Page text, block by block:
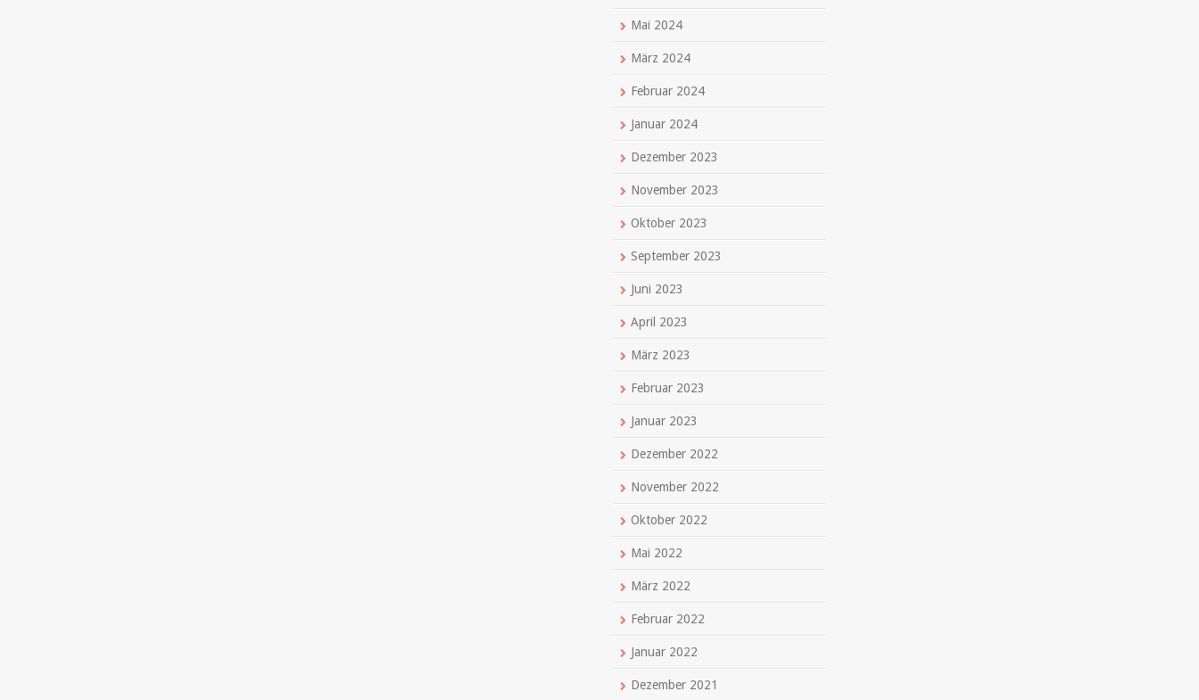
Mai 2024
März 2024
Februar 2024
Januar 2024
Dezember 2023
November 2023
Oktober 2023
September 2023
Juni 2023
April 2023
März 2023
Februar 2023
Januar 2023
Dezember 2022
November 2022
Oktober 2022
Mai 2022
März 2022
Februar 2022
Januar 2022
Dezember 2021